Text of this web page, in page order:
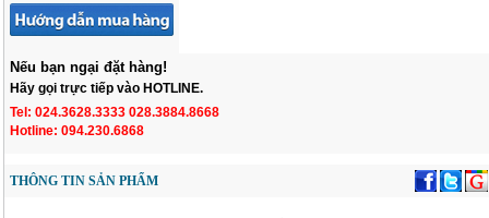
Nếu bạn ngại đặt hàng!
Hãy gọi trực tiếp vào HOTLINE.
Tel: 024.3628.3333 028.3884.8668
Hotline: 094.230.6868
THÔNG TIN SẢN PHẨM